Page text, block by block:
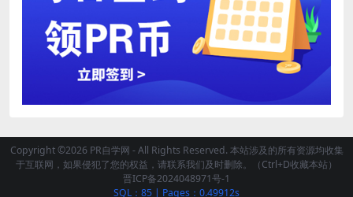
Copyright ©2026 PR自学网 - All Rights Reserved. 本站涉及的所有资源均收集
于互联网，如果侵犯了您的权益，请联系我们及时删除。（Ctrl+D收藏本站）
晋ICP备2024048971号-1
SQL：85 | Pages：0.49912s